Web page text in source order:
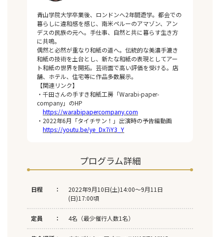
青山学院大学卒業後、ロンドンへ2年間遊学。都会での
暮らしに違和感を感じ、南米ペルーのアマゾン、アン
デスの民族の元へ。手仕事、自然と共に暮らす生き方
に共鳴。
偶然と必然が重なり和紙の道へ。伝統的な美濃手漉き
和紙の技術を土台とし、新たな和紙の表現としてアー
ト和紙の世界を開拓。芸術面で高い評価を受ける。店
舗、ホテル、住宅等に作品多数展示。
【関連リンク】
・千田さんの手すき和紙工房「Warabi-paper-
company」のHP
https://warabipapercompany.com
・2022年6月「タイチサン！」出演時の予告編動画
https://youtu.be/ye_Dx7iY3_Y
プログラム詳細
日程 ：
2022年9月10日(土)14:00～9月11日
(日)17:00頃
定員 ： 4名（最少催行人数1名）